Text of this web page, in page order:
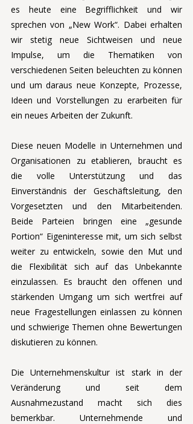
es heute eine Begrifflichkeit und wir
sprechen von „New Work“. Dabei erhalten
wir stetig neue Sichtweisen und neue
Impulse, um die Thematiken von
verschiedenen Seiten beleuchten zu können
und um daraus neue Konzepte, Prozesse,
Ideen und Vorstellungen zu erarbeiten für
ein neues Arbeiten der Zukunft.
Diese neuen Modelle in Unternehmen und
Organisationen zu etablieren, braucht es
die volle Unterstützung und das
Einverständnis der Geschäftsleitung, den
Vorgesetzten und den Mitarbeitenden.
Beide Parteien bringen eine „gesunde
Portion“ Eigeninteresse mit, um sich selbst
weiter zu entwickeln, sowie den Mut und
die Flexibilität sich auf das Unbekannte
einzulassen. Es braucht den offenen und
stärkenden Umgang um sich wertfrei auf
neue Fragestellungen einlassen zu können
und schwierige Themen ohne Bewertungen
diskutieren zu können.
Die Unternehmenskultur ist stark in der
Veränderung und seit dem
Ausnahmezustand macht sich dies
bemerkbar. Unternehmende und